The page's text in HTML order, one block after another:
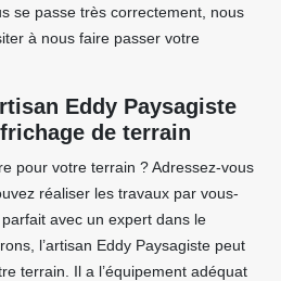
se passe très correctement, nous
à nous faire passer votre
Eddy Paysagiste
de terrain
pour votre terrain ? Adressez-vous
réaliser les travaux par vous-
avec un expert dans le
l’artisan Eddy Paysagiste peut
terrain. Il a l’équipement adéquat